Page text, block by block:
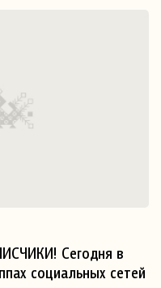
Сегодня в
социальных сетей